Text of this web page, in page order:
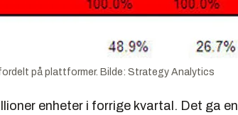
på plattformer. Bilde: Strategy Analytics
enheter i forrige kvartal. Det ga en